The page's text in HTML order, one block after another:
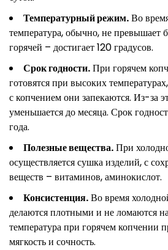
Температурный режим.Во
температура, обычно, не превышает
горячей – достигает 120 градусов.
Срок годности.При горячем
готовятся при высоких
с копчением они запекаются. Из-за
уменьшается до месяца. Срок
года.
Полезные вещества.При
осуществляется сушка изделий, с
веществ – витаминов, аминокислот.
Консистенция.Во время
делаются плотными и не ломаются
температура при горячем копчении
мягкость и сочность.